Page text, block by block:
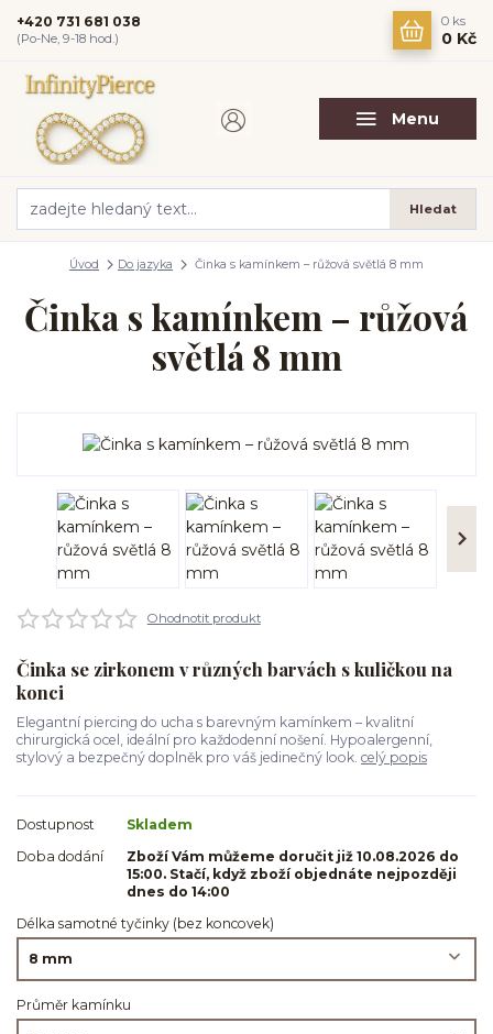
Menu
Hledat
+420 731 681 038
(Po-Ne, 9-18 hod.)
0 ks
0 Kč
Úvod Do jazyka Činka s kamínkem – růžová světlá 8 mm
Činka s kamínkem – růžová
světlá 8 mm
Ohodnotit produkt
Činka se zirkonem v různých barvách s kuličkou na
konci
Elegantní piercing do ucha s barevným kamínkem – kvalitní
chirurgická ocel, ideální pro každodenní nošení. Hypoalergenní,
stylový a bezpečný doplněk pro váš jedinečný look. celý popis
Dostupnost
Skladem
Doba dodání
Zboží Vám můžeme doručit již 10.08.2026 do
15:00. Stačí, když zboží objednáte nejpozději
dnes do 14:00
Délka samotné tyčinky (bez koncovek)
Průměr kamínku